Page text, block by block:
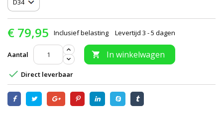
€ 79,95 Inclusief belasting Levertijd 3 - 5 dagen
Aantal  In winkelwagen
 Direct leverbaar